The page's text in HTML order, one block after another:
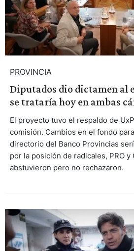
PROVINCIA
Diputados dio dictamen al
se trataría hoy en ambas
El proyecto tuvo el respaldo de
comisión. Cambios en el fondo
directorio del Banco Provincias
por la posición de radicales, PRO y
abstuvieron pero no rechazaron.